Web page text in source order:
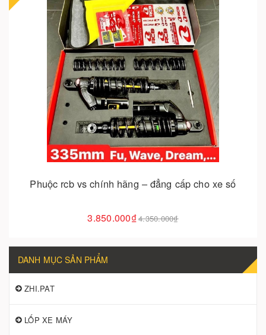
Phuộc rcb vs chính hãng – đẳng cấp cho xe số
3.850.000₫4.350.000₫
Cho vào giỏ hàng
DANH MỤC SẢN PHẨM
ZHI.PAT
LỐP XE MÁY